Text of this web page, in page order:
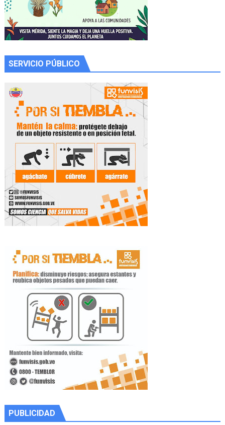
SERVICIO PÚBLICO
PUBLICIDAD